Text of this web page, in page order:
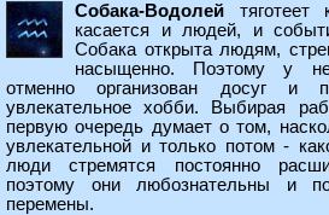
Собака-Водолей
касается и людей, и
Собака открыта людям,
насыщенно. Поэтому у
отменно организован досуг и
увлекательное хобби. Выбирая
первую очередь думает о том,
увлекательной и только потом -
люди стремятся постоянно
поэтому они любознательны и
перемены.